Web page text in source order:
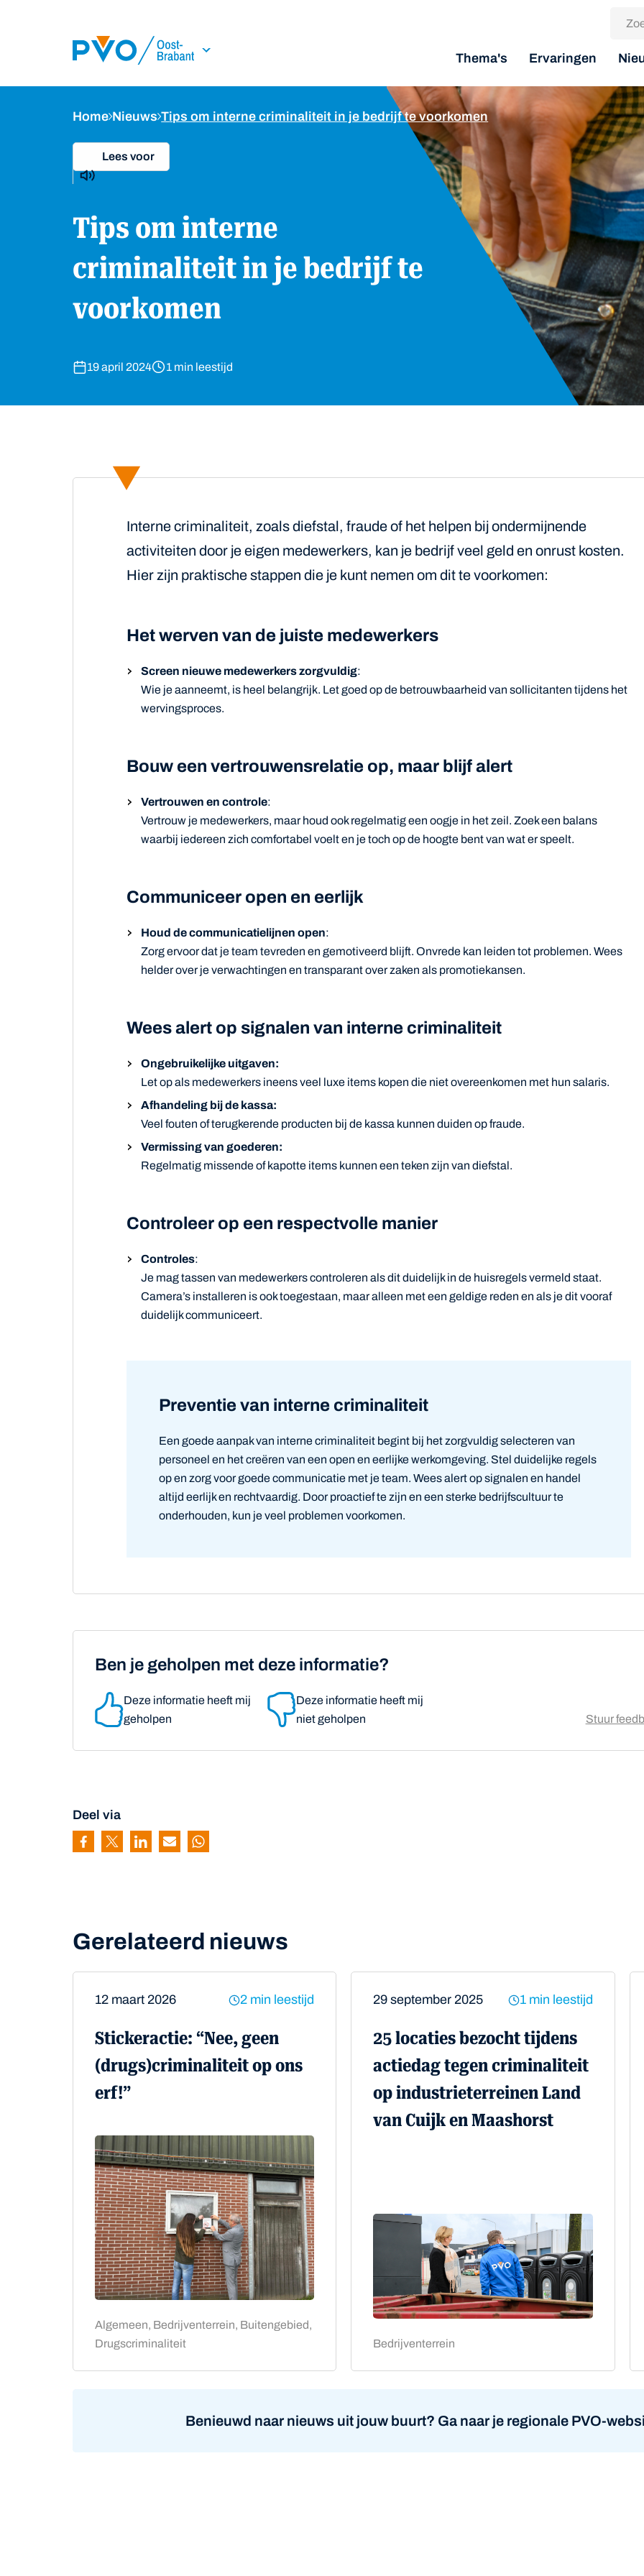
Thema's Ervaringen
Home Nieuws Tips om interne criminaliteit in je bedrijf te voorkomen
Lees voor
Tips om interne
criminaliteit in je bedrijf te
voorkomen
19 april 2024 1 min leestijd
Interne criminaliteit, zoals diefstal, fraude of het helpen bij ondermijnende
activiteiten door je eigen medewerkers, kan je bedrijf veel geld en onrust kosten.
Hier zijn praktische stappen die je kunt nemen om dit te voorkomen:
Het werven van de juiste medewerkers
Screen nieuwe medewerkers zorgvuldig:
Wie je aanneemt, is heel belangrijk. Let goed op de betrouwbaarheid van sollicitanten tijdens het
wervingsproces.
Bouw een vertrouwensrelatie op, maar blijf alert
Vertrouwen en controle:
Vertrouw je medewerkers, maar houd ook regelmatig een oogje in het zeil. Zoek een balans
waarbij iedereen zich comfortabel voelt en je toch op de hoogte bent van wat er speelt.
Communiceer open en eerlijk
Houd de communicatielijnen open:
Zorg ervoor dat je team tevreden en gemotiveerd blijft. Onvrede kan leiden tot problemen. Wees
helder over je verwachtingen en transparant over zaken als promotiekansen.
Wees alert op signalen van interne criminaliteit
Ongebruikelijke uitgaven:
Let op als medewerkers ineens veel luxe items kopen die niet overeenkomen met hun salaris.
Afhandeling bij de kassa:
Veel fouten of terugkerende producten bij de kassa kunnen duiden op fraude.
Vermissing van goederen:
Regelmatig missende of kapotte items kunnen een teken zijn van diefstal.
Controleer op een respectvolle manier
Controles:
Je mag tassen van medewerkers controleren als dit duidelijk in de huisregels vermeld staat.
Camera’s installeren is ook toegestaan, maar alleen met een geldige reden en als je dit vooraf
duidelijk communiceert.
Preventie van interne criminaliteit
Een goede aanpak van interne criminaliteit begint bij het zorgvuldig selecteren van
personeel en het creëren van een open en eerlijke werkomgeving. Stel duidelijke regels
op en zorg voor goede communicatie met je team. Wees alert op signalen en handel
altijd eerlijk en rechtvaardig. Door proactief te zijn en een sterke bedrijfscultuur te
onderhouden, kun je veel problemen voorkomen.
Ben je geholpen met deze informatie?
Deze informatie heeft mij
geholpen
Deze informatie heeft mij
niet geholpen
Stuur
Deel via
Pagina delen via Facebook
Pagina delen via Twitter
Pagina delen via Linkedin
Pagina delen via Mail
Pagina delen via Whatsapp
Gerelateerd nieuws
12 maart 2026 2 min leestijd
Stickeractie: “Nee, geen
(drugs)criminaliteit op ons
erf!”
Algemeen, Bedrijventerrein, Buitengebied,
Drugscriminaliteit
29 september 2025 1 min leestijd
25 locaties bezocht tijdens
actiedag tegen criminaliteit
op industrieterreinen Land
van Cuijk en Maashorst
Bedrijventerrein
Benieuwd naar nieuws uit jouw buurt? Ga naar je regionale PVO-